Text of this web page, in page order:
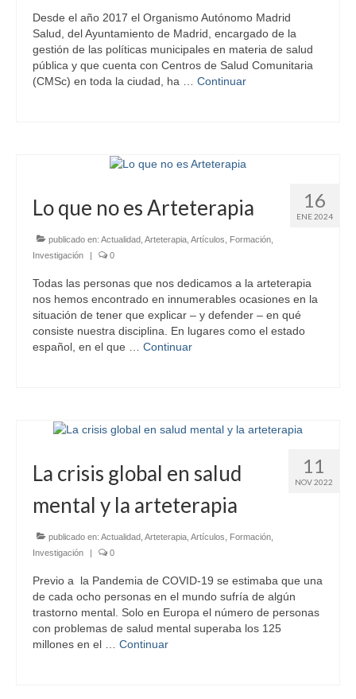
PUBLICACIONES
Efectividad de la arteterapia: informe sobre la
evidencia existente
Código ético
DIRECTORIO DE PROFESIONALES
COMISIONES DE TRABAJO
COMUNICACIÓN
CONTACTO
Desde el año 2017 el Organismo Autónomo Madrid
Salud, del Ayuntamiento de Madrid, encargado de la
gestión de las políticas municipales en materia de salud
pública y que cuenta con Centros de Salud Comunitaria
(CMSc) en toda la ciudad, ha … Continuar
16
ENE 2024
Lo que no es Arteterapia
publicado en: Actualidad Arteterapia Artículos Formación
Investigación
| 0
Todas las personas que nos dedicamos a la arteterapia
nos hemos encontrado en innumerables ocasiones en la
situación de tener que explicar – y defender – en qué
consiste nuestra disciplina. En lugares como el estado
español, en el que … Continuar
11
NOV 2022
La crisis global en salud
mental y la arteterapia
publicado en: Actualidad, Arteterapia, Artículos, Formación,
Investigación
0
Previo a la Pandemia de COVID-19 se estimaba que una
de cada ocho personas en el mundo sufría de algún
trastorno mental. Solo en Europa el número de personas
con problemas de salud mental superaba los 125
millones en el … Continuar